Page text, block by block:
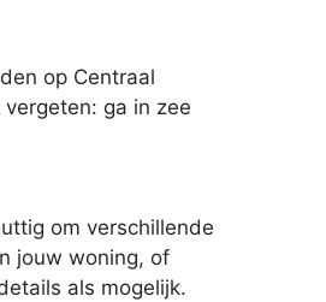
op Centraal
ga in zee
om verschillende
jouw woning, of
als mogelijk.